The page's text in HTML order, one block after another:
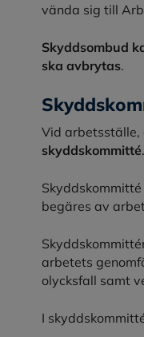
vända sig till
Skyddsombud
ska avbrytas.
Vid arbetsställe,
skyddskommitté
begäres av
arbetets
olycksfall samt
I